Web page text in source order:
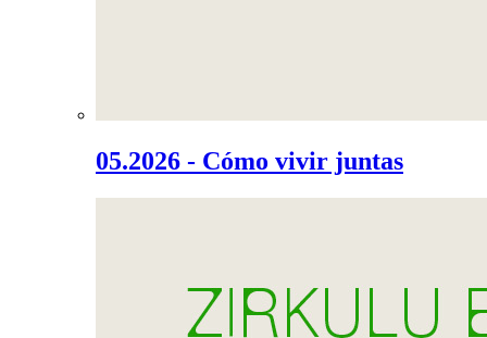
05.2026 - Cómo vivir juntas